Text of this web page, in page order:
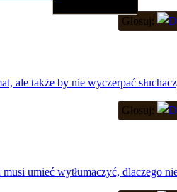
Głosuj:
ale także by nie wyczerpać
Głosuj:
umieć wytłumaczyć, dlaczego